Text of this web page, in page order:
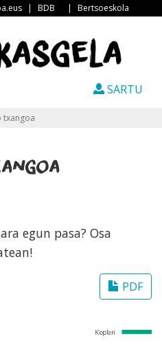
| BDB | Bertsoeskola
SARTU
txangoa
egun pasa? Osa
PDF